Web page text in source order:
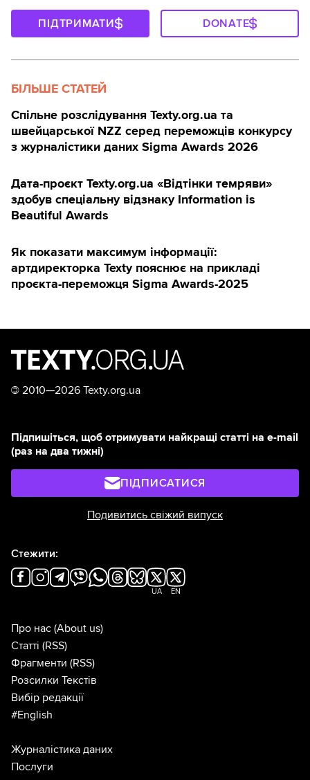
ПІДТРИМАТИ DONATE
БІЛЬШЕ СТАТЕЙ
Спільне розслідування Texty.org.ua та
швейцарської NZZ серед переможців конкурсу
з журналістики даних Sigma Awards 2026
Дата-проєкт Texty.org.ua «Відтінки темряви»
здобув спеціальну відзнаку Information is
Beautiful Awards
Як показати максимум інформації:
артдиректорка Texty пояснює на прикладі
проєкта-переможця Sigma Awards-2025
© 2010—2026 Texty.org.ua
Підпишіться, щоб отримувати найкращі статті на e-mail
(раз на два тижні)
ПІДПИСАТИСЯ
Подивитись свіжий випуск
Стежити:
UA EN
Про нас (About us)
Статті (RSS)
Фрагменти (RSS)
Розсилки Текстів
Вибір редакції
#English
Журналістика даних
Послуги